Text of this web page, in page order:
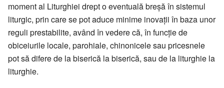
moment al Liturghiei drept o eventuală breşă în sistemul
liturgic, prin care se pot aduce minime inovaţii în baza unor
reguli prestabilite, având în vedere că, în funcţie de
obiceiurile locale, parohiale, chinonicele sau pricesnele
pot să difere de la biserică la biserică, sau de la liturghie la
liturghie.